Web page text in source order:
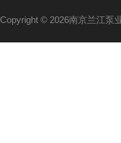
Copyright © 2026南京兰江泵